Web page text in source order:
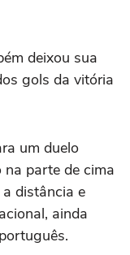
deixou sua
gols da vitória
um duelo
parte de cima
distância e
ainda